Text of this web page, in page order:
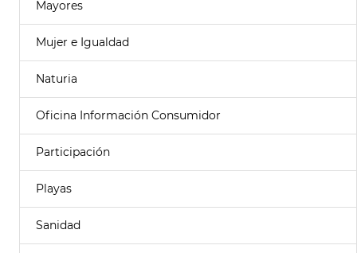
Mayores
Mujer e Igualdad
Naturia
Oficina Información Consumidor
Participación
Playas
Sanidad